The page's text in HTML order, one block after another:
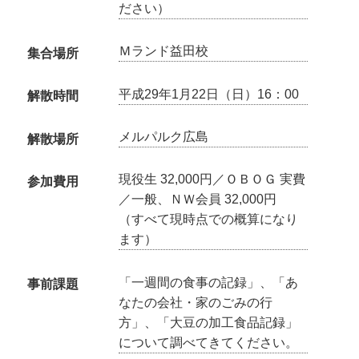
ださい）
集合場所 Ｍランド益田校
解散時間 平成29年1月22日（日）16：00
解散場所 メルパルク広島
参加費用
現役生 32,000円／ＯＢＯＧ 実費
／一般、ＮＷ会員 32,000円
（すべて現時点での概算になり
ます）
事前課題
「一週間の食事の記録」、「あ
なたの会社・家のごみの行
方」、「大豆の加工食品記録」
について調べてきてください。